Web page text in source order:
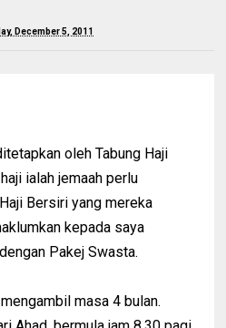
December 5, 2011
oleh Tabung Haji
ialah jemaah perlu
Bersiri yang mereka
kepada saya
Pakej Swasta.
masa 4 bulan.